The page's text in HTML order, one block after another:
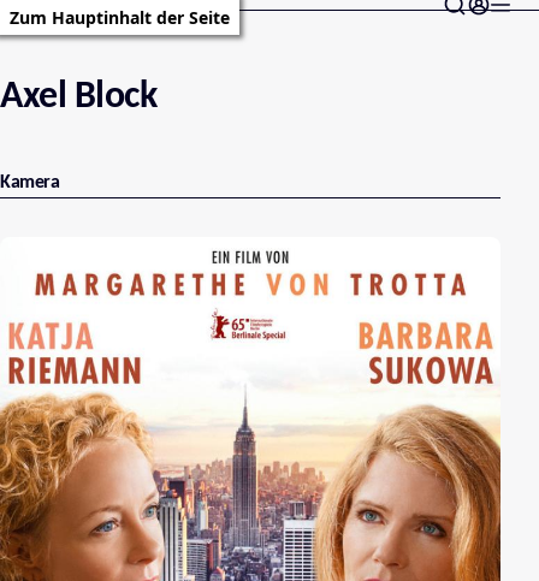
Zum Hauptinhalt der Seite
Axel Block
Kamera